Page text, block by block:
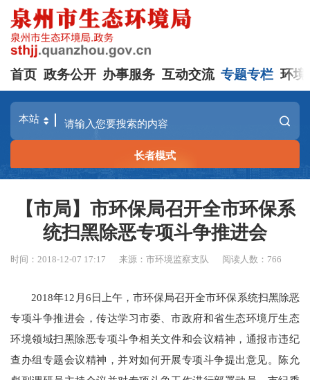
首页 政务公开 办事服务 互动交流 专题专栏 环境
长者模式
【市局】市环保局召开全市环保系
统扫黑除恶专项斗争推进会
时间：2018-12-07 17:17 来源：市环境监察支队 阅读人数： 766
2018年12月6日上午，市环保局召开全市环保系统扫黑除恶
专项斗争推进会，传达学习市委、市政府和省生态环境厅生态
环境领域扫黑除恶专项斗争相关文件和会议精神，通报市违纪
查办组专题会议精神，并对如何开展专项斗争提出意见。陈允